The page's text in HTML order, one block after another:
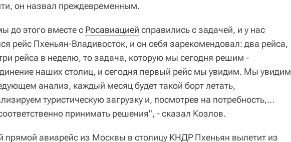
он назвал преждевременным.
до этого вместе с Росавиацией справились с задачей, и у нас
рейс Пхеньян-Владивосток, и он себя зарекомендовал: два рейса,
рейса в неделю, то задача, которую мы сегодня решим -
наших столиц, и сегодня первый рейс мы увидим. Мы увидим
анализ, каждый месяц будет такой борт летать,
туристическую загрузку и, посмотрев на потребность,…
принимать решения", - сказал Козлов.
прямой авиарейс из Москвы в столицу КНДР Пхеньян вылетит из